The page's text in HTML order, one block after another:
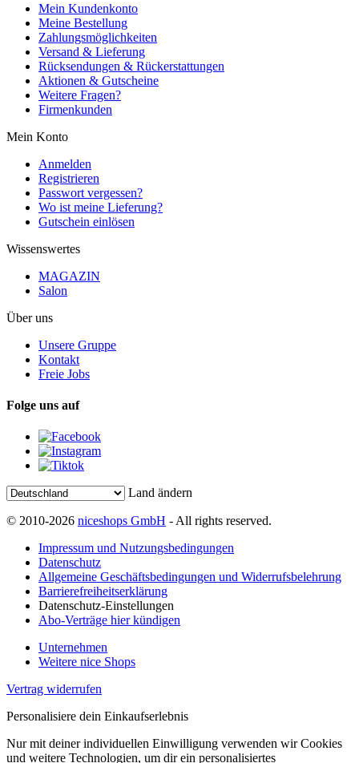
Mein Kundenkonto
Meine Bestellung
Zahlungsmöglichkeiten
Versand & Lieferung
Rücksendungen & Rückerstattungen
Aktionen & Gutscheine
Weitere Fragen?
Firmenkunden
Mein Konto
Anmelden
Registrieren
Passwort vergessen?
Wo ist meine Lieferung?
Gutschein einlösen
Wissenswertes
MAGAZIN
Salon
Über uns
Unsere Gruppe
Kontakt
Freie Jobs
Folge uns auf
Land ändern
© 2010-2026 niceshops GmbH - All rights reserved.
Impressum und Nutzungsbedingungen
Datenschutz
Allgemeine Geschäftsbedingungen und Widerrufsbelehrung
Barrierefreiheitserklärung
Datenschutz-Einstellungen
Abo-Verträge hier kündigen
Unternehmen
Weitere nice Shops
Vertrag widerrufen
Personalisiere dein Einkaufserlebnis
Nur mit deiner individuellen Einwilligung verwenden wir Cookies
und weitere Technologien, um dir ein personalisiertes